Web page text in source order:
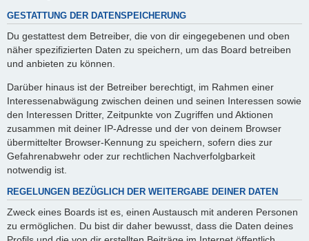
GESTATTUNG DER DATENSPEICHERUNG
Du gestattest dem Betreiber, die von dir eingegebenen und oben
näher spezifizierten Daten zu speichern, um das Board betreiben
und anbieten zu können.
Darüber hinaus ist der Betreiber berechtigt, im Rahmen einer
Interessenabwägung zwischen deinen und seinen Interessen sowie
den Interessen Dritter, Zeitpunkte von Zugriffen und Aktionen
zusammen mit deiner IP-Adresse und der von deinem Browser
übermittelter Browser-Kennung zu speichern, sofern dies zur
Gefahrenabwehr oder zur rechtlichen Nachverfolgbarkeit
notwendig ist.
REGELUNGEN BEZÜGLICH DER WEITERGABE DEINER DATEN
Zweck eines Boards ist es, einen Austausch mit anderen Personen
zu ermöglichen. Du bist dir daher bewusst, dass die Daten deines